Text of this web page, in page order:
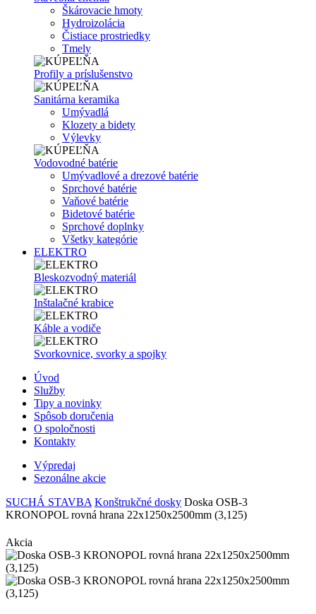
Škárovacie hmoty
Hydroizolácia
Čistiace prostriedky
Tmely
Profily a príslušenstvo
Sanitárna keramika
Umývadlá
Klozety a bidety
Výlevky
Vodovodné batérie
Umývadlové a drezové batérie
Sprchové batérie
Vaňové batérie
Bidetové batérie
Sprchové doplnky
Všetky kategórie
ELEKTRO
Bleskozvodný materiál
Inštalačné krabice
Káble a vodiče
Svorkovnice, svorky a spojky
Úvod
Služby
Tipy a novinky
Spôsob doručenia
O spoločnosti
Kontakty
Výpredaj
Sezonálne akcie
SUCHÁ STAVBA Konštrukčné dosky Doska OSB-3
KRONOPOL rovná hrana 22x1250x2500mm (3,125)
Akcia